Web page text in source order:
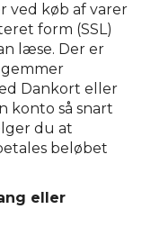
ved køb af varer
form (SSL)
læse. Der er
Dankort eller
konto så snart
du at
beløbet
eller